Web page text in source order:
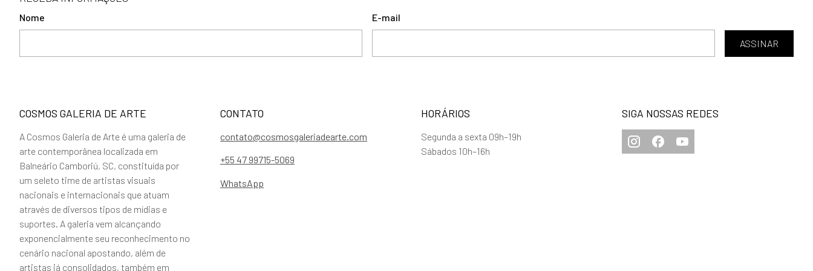
Nome E-mail
ASSINAR
COSMOS GALERIA DE ARTE
A Cosmos Galeria de Arte é uma galeria de
arte contemporânea localizada em
Balneário Camboriú, SC, constituída por
um seleto time de artistas visuais
nacionais e internacionais que atuam
através de diversos tipos de mídias e
suportes. A galeria vem alcançando
exponencialmente seu reconhecimento no
cenário nacional apostando, além de
artistas já consolidados, também em
CONTATO
contato@cosmosgaleriadearte.com
+55 47 99715-5069
WhatsApp
HORÁRIOS
Segunda a sexta 09h–19h
Sábados 10h–16h
SIGA NOSSAS REDES